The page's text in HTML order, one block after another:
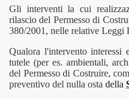
Gli interventi la cui
rilascio del Permesso di
380/2001, nelle relative Leggi
Qualora l'intervento
tutele (per es. ambientali,
del Permesso di Costruire,
preventivo del nulla osta della